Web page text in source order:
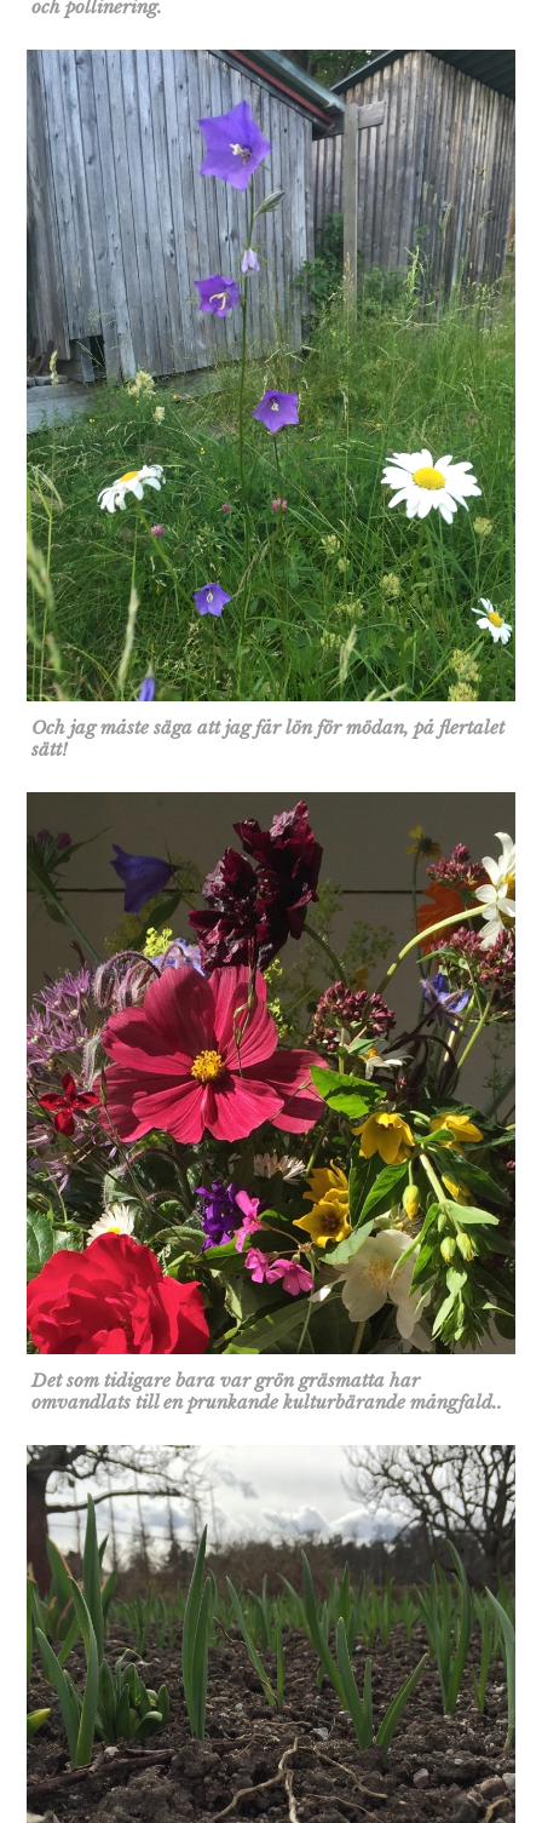
och pollinering.
Och jag måste säga att jag får lön för mödan, på flertalet
sätt!
Det som tidigare bara var grön gräsmatta har
omvandlats till en prunkande kulturbärande mångfald..